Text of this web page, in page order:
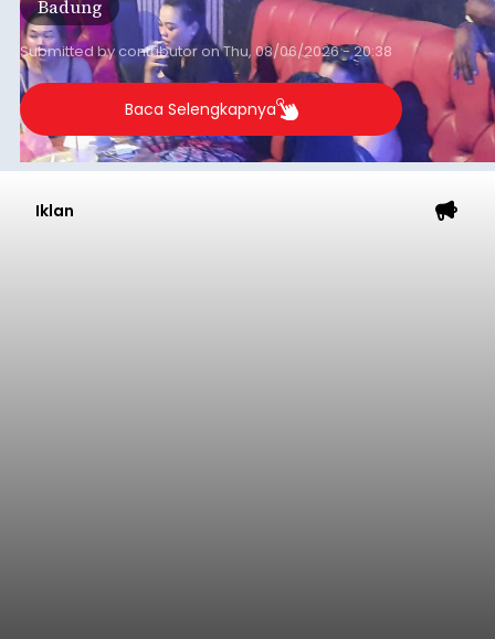
Badung
Submitted bycontributoronThu, 08/06/2026 - 20:38
Baca Selengkapnya
Iklan